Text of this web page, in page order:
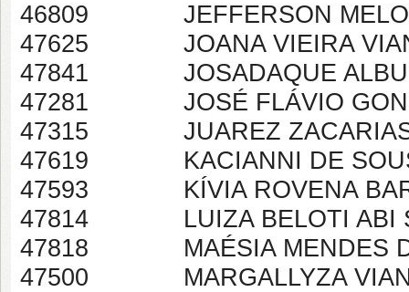
46809 JEFFERSON MELO
47625 JOANA VIEIRA
47841 JOSADAQUE
47281 JOSÉ FLÁVIO
47315 JUAREZ ZACARIAS
47619 KACIANNI DE
47593 KÍVIA ROVENA
47814 LUIZA BELOTI ABI
47818 MAÉSIA MENDES DA
47500 MARGALLYZA